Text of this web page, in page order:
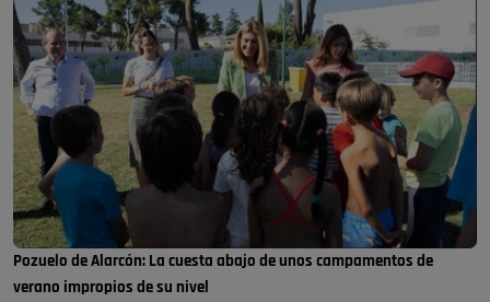
Pozuelo de Alarcón: La cuesta abajo de unos campamentos de
verano impropios de su nivel